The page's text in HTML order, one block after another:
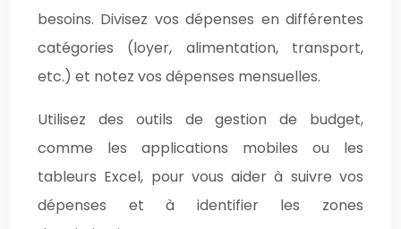
besoins. Divisez vos dépenses en différentes
catégories (loyer, alimentation, transport,
etc.) et notez vos dépenses mensuelles.
Utilisez des outils de gestion de budget,
comme les applications mobiles ou les
tableurs Excel, pour vous aider à suivre vos
dépenses et à identifier les zones